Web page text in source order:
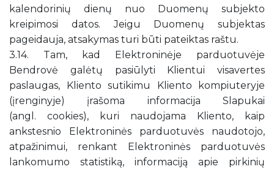
kalendorinių dienų nuo Duomenų subjekto
kreipimosi datos. Jeigu Duomenų subjektas
pageidauja, atsakymas turi būti pateiktas raštu.
3.14. Tam, kad Elektroninėje parduotuvėje
Bendrovė galėtų pasiūlyti Klientui visavertes
paslaugas, Kliento sutikimu Kliento kompiuteryje
(įrenginyje) įrašoma informacija Slapukai
(angl. cookies), kuri naudojama Kliento, kaip
ankstesnio Elektroninės parduotuvės naudotojo,
atpažinimui, renkant Elektroninės parduotuvės
lankomumo statistiką, informaciją apie pirkinių